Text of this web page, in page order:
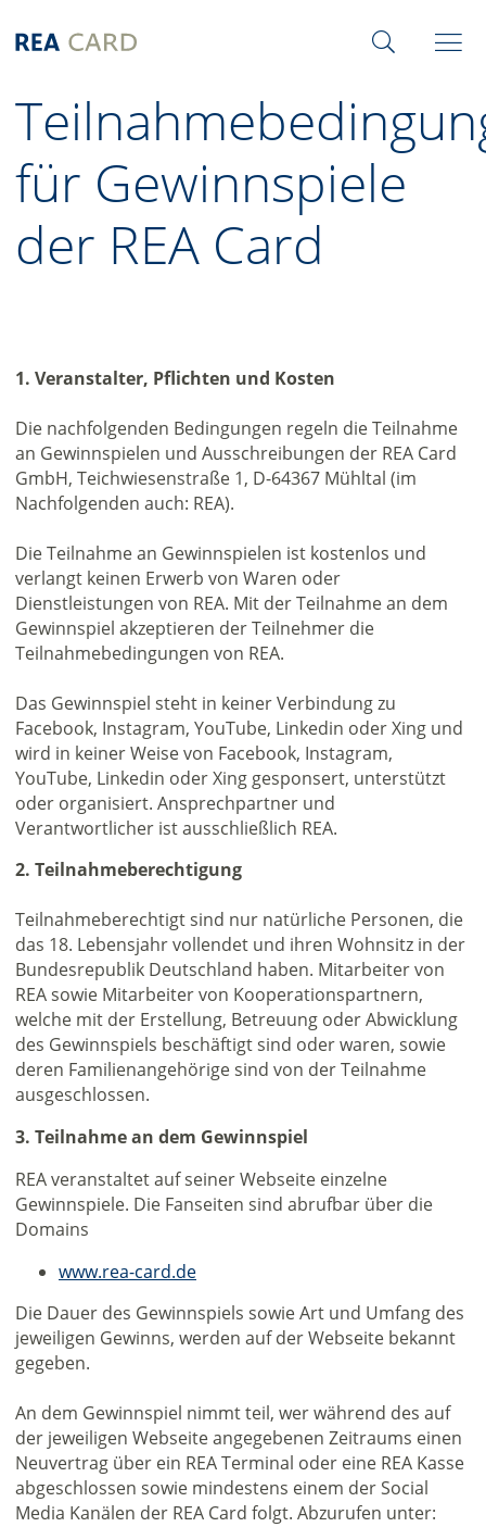
für Gewinnspiele
der REA Card
1. Veranstalter, Pflichten und Kosten
Die nachfolgenden Bedingungen regeln die Teilnahme
an Gewinnspielen und Ausschreibungen der REA Card
GmbH, Teichwiesenstraße 1, D-64367 Mühltal (im
Nachfolgenden auch: REA).
Die Teilnahme an Gewinnspielen ist kostenlos und
verlangt keinen Erwerb von Waren oder
Dienstleistungen von REA. Mit der Teilnahme an dem
Gewinnspiel akzeptieren der Teilnehmer die
Teilnahmebedingungen von REA.
Das Gewinnspiel steht in keiner Verbindung zu
Facebook, Instagram, YouTube, Linkedin oder Xing und
wird in keiner Weise von Facebook, Instagram,
YouTube, Linkedin oder Xing gesponsert, unterstützt
oder organisiert. Ansprechpartner und
Verantwortlicher ist ausschließlich REA.
2. Teilnahmeberechtigung
Teilnahmeberechtigt sind nur natürliche Personen, die
das 18. Lebensjahr vollendet und ihren Wohnsitz in der
Bundesrepublik Deutschland haben. Mitarbeiter von
REA sowie Mitarbeiter von Kooperationspartnern,
welche mit der Erstellung, Betreuung oder Abwicklung
des Gewinnspiels beschäftigt sind oder waren, sowie
deren Familienangehörige sind von der Teilnahme
ausgeschlossen.
3. Teilnahme an dem Gewinnspiel
REA veranstaltet auf seiner Webseite einzelne
Gewinnspiele. Die Fanseiten sind abrufbar über die
Domains
www.rea-card.de
Die Dauer des Gewinnspiels sowie Art und Umfang des
jeweiligen Gewinns, werden auf der Webseite bekannt
gegeben.
An dem Gewinnspiel nimmt teil, wer während des auf
der jeweiligen Webseite angegebenen Zeitraums einen
Neuvertrag über ein REA Terminal oder eine REA Kasse
abgeschlossen sowie mindestens einem der Social
Media Kanälen der REA Card folgt. Abzurufen unter: